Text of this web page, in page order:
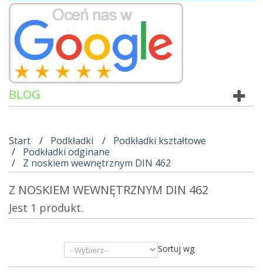
BLOG
Start Podkładki
Podkładki kształtowe
Podkładki odginane
Z noskiem wewnętrznym DIN 462
Z NOSKIEM WEWNĘTRZNYM DIN 462
Jest 1 produkt.
Sortuj wg